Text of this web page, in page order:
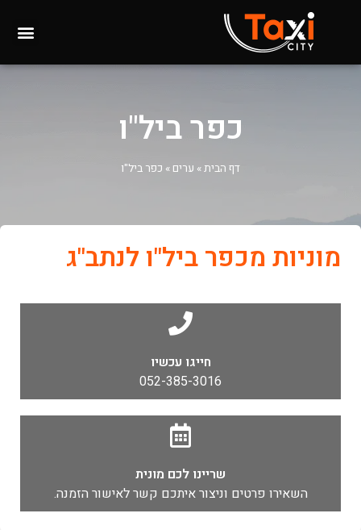
כפר ביל"ו
דף הבית» ערים » כפר ביל"ו
מוניות מכפר ביל"ו לנתב"ג
חייגו עכשיו
052-385-3016
שריינו לכם מונית
השאירו פרטים וניצור איתכם קשר לאישור הזמנה.